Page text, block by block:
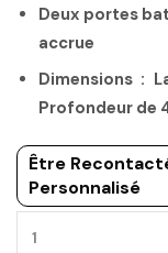
Deux portes
accrue
Dimensions :
Profondeur de
Être
Personnalisé